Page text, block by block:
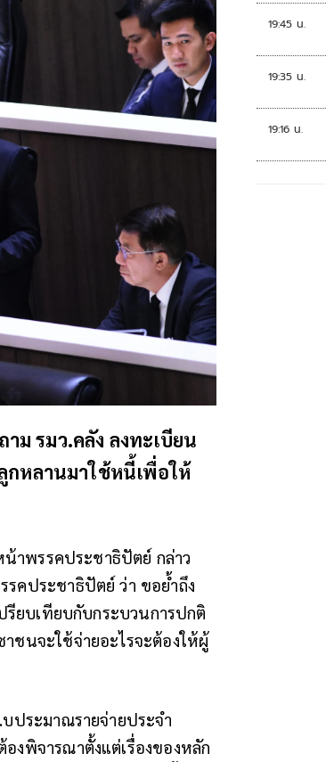
ม รมว.คลัง ลงทะเบียน
กหลานมาใช้หนี้เพื่อให้
าพรรคประชาธิปัตย์ กล่าว
คประชาธิปัตย์ ว่า ขอย้ำถึง
รียบเทียบกับกระบวนการปกติ
ชนจะใช้จ่ายอะไรจะต้องให้ผู้
ประมาณรายจ่ายประจำ
งพิจารณาตั้งแต่เรื่องของหลัก
19:45 น.
19:35 น.
19:16 น.